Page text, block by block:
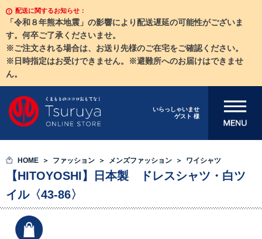
配送に関するお知らせ：
「令和８年熊本地震」の影響により配送遅延の可能性がございま
す。何卒ご了承くださいませ。
※ご注文される場合は、お送り先様のご在宅をご確認ください。
※日時指定はお受けできません。※避難所へのお届けはできませ
ん。
いらっしゃいませ
ゲスト 様
メニューを開
HOME ファッション メンズファッション ワイシャツ
【HITOYOSHI】日本製 ドレスシャツ・白ツ
イル〈43-86〉